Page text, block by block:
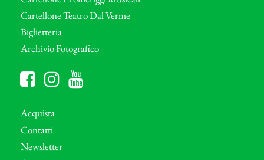
Cartellone Teatro Dal Verme
Biglietteria
Archivio Fotografico
Acquista
Contatti
Newsletter